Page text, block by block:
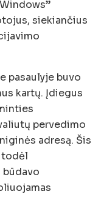
siekiančius
pasaulyje buvo
kartų. Įdiegus
pervedimo
adresą. Šis
todėl